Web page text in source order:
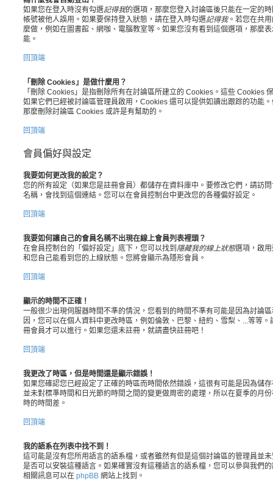
如果您在登入時沒有勾選記得我的選項，那麼您登入討論區後只能在一定的
帳號被他人誤用。如果要保持登入狀態，請在登入時勾選記得我。若您在共
麼做，例如在圖書館、網咖、電腦教室等。如果您沒有看到這個選項，那麼
能。
回頂端
「刪除 Cookies」是做什麼用？
「刪除 Cookies」是指刪除所有在討論區所建立的 Cookies。這些 Cookies
如果它們已經被討論區管理員啟用，Cookies 還可以提供如讀出跟踪的功能
那麼刪除討論區 Cookies 或許是有幫助的。
回頂端
會員偏好與設定
我要如何更改我的設定？
您的所有設定（如果您是註冊會員）都儲存在資料庫中。要修改它們，請訪
名稱，會找到這個連結。您可以在會員控制台中更改您的各種偏好設定。
回頂端
我要如何讓自己的會員名稱不出現在線上會員列表裡頭？
在會員控制台的「偏好設定」底下，您可以找到 隱藏我的線上狀態選項，啟
和您自己能看到您的上線狀態。您將會顯示為隱形會員。
回頂端
顯示的時間不正確！
一般很少出現伺服器時間不準的情況，您看到的時間不準有可能是因為討論
因，您可以在個人資料中更改時區，例如倫敦、巴黎、紐約、雪梨、...等等
冊會員才可以進行。如果您還未註冊，就請盡快註冊吧！
回頂端
我更改了時區，但是時間還是顯示錯誤！
如果您確認您已經設定了正確的時區而時間依然錯誤，這很有可能是因為儲
並未對標準時間和日光節約時間之間的變更做周密的處理，所以在夏季的月
時的時間差。
回頂端
我的語系在列表中找不到！
這可能是沒有您所用語言的語系檔，或者雖然有但是這個討論區的管理員並
是否可以安裝這種語言。如果確實沒有這種語言的語系檔，您可以參與我們
相關訊息可以在 phpBB 網站上找到。